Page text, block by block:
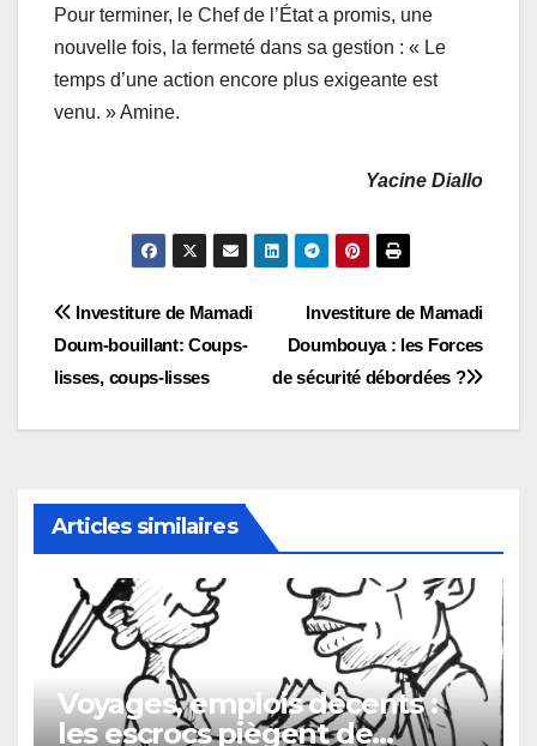
Pour terminer, le Chef de l’État a promis, une
nouvelle fois, la fermeté dans sa gestion : « Le
temps d’une action encore plus exigeante est
venu. » Amine.
Yacine Diallo
Navigation
de
l’article
Investiture de Mamadi
Doumbouya : les Forces
de sécurité débordées ?
Investiture de Mamadi
Doum-bouillant: Coups-
lisses, coups-lisses
Articles similaires
Voyages, emplois décents :
les escrocs piègent de